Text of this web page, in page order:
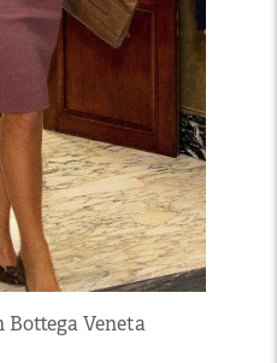
Veneta